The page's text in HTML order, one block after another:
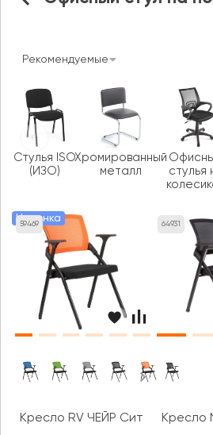
Рекомендуемые
59469
Новинка
Кресло RV ЧЕЙР Сит / Seat
64931
Кресло
Стулья ISO
(ИЗО)
Хромированный
металл
стулья